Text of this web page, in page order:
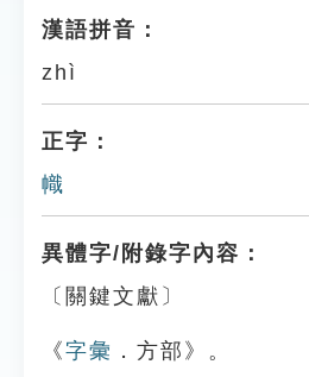
漢語拼音：
zhì
正字：
幟
異體字/附錄字內容：
〔關鍵文獻〕
《字彙 ．方部》。